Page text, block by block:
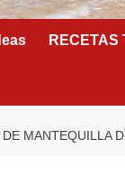
RECETAS
MANTEQUILLA